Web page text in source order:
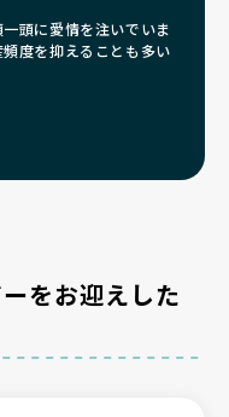
頭に愛情を注いでいま
度を抑えることも多い
をお迎えした